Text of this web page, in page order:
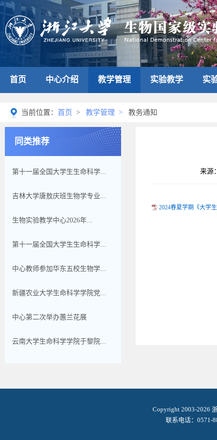
首页 中心介绍 教学管理 实验教学 实
当前位置： 首页 > 教学管理 > 教务通知
同类推荐
第十一届全国大学生生命科学...
吉林大学唐敖庆班生物学专业...
生物实验教学中心2026年...
第十一届全国大学生生命科学...
中心教师参加华东五校生物学...
新疆农业大学生命科学学院党...
中心第二次举办蕙兰花展
云南大学生命科学学院于黎院...
来源
2024春夏学期《大学
Copyright 2003-2026
联系电话：